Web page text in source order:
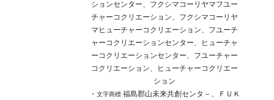
ションセンター、フクシマコーリヤマフユー
チャーコクリエーション、フクシマコーリヤ
マヒューチャーコクリエーション、フユーチ
ャーコクリエーションセンター、ヒューチャ
ーコクリエーションセンター、フユーチャー
コクリエーション、ヒューチャーコクリエー
ション
・ 文字商標福島郡山未来共創センタ－、ＦＵＫ